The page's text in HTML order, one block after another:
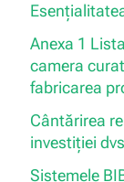
Anexa 1
camera
fabricarea
Cântărirea
investiției
Sistemele